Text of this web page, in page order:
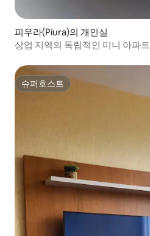
피우라(Piura)의 개인실
상업 지역의 독립적인 미니 아파트
슈퍼호스트
슈퍼호스트